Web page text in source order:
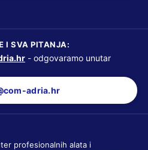
I SVA PITANJA:
- odgovaramo unutar
adria.hr
profesionalnih alata i